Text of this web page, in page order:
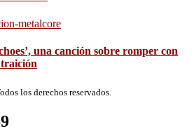
una canción sobre romper con
traición
los derechos reservados.